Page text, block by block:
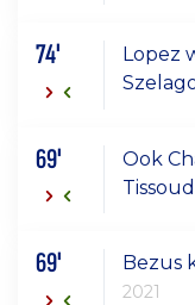
74'
Lopez
69'
Ook
69' Bezus
2021